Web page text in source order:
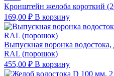
Кронштейн желоба короткий
169,00 ₽ В корзину
Выпускная воронка
RAL (порошок)
455,00 ₽ В корзину